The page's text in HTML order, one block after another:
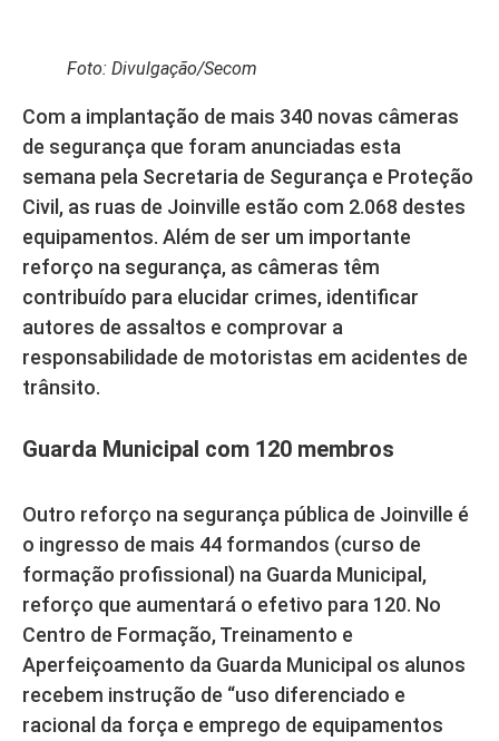
Foto: Divulgação/Secom
Com a implantação de mais 340 novas câmeras
de segurança que foram anunciadas esta
semana pela Secretaria de Segurança e Proteção
Civil, as ruas de Joinville estão com 2.068 destes
equipamentos. Além de ser um importante
reforço na segurança, as câmeras têm
contribuído para elucidar crimes, identificar
autores de assaltos e comprovar a
responsabilidade de motoristas em acidentes de
trânsito.
Guarda Municipal com 120 membros
Outro reforço na segurança pública de Joinville é
o ingresso de mais 44 formandos (curso de
formação profissional) na Guarda Municipal,
reforço que aumentará o efetivo para 120. No
Centro de Formação, Treinamento e
Aperfeiçoamento da Guarda Municipal os alunos
recebem instrução de “uso diferenciado e
racional da força e emprego de equipamentos